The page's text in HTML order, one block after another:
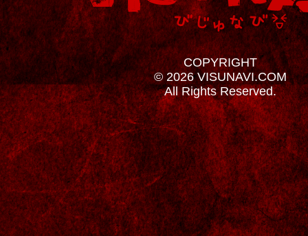
COPYRIGHT
© 2026 VISUNAVI.COM
All Rights Reserved.